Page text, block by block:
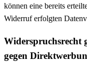
können eine bereits
Widerruf erfolgten
Widerspruchsrecht
gegen